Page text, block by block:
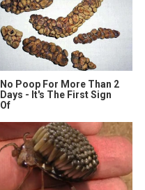
No Poop For More Than 2
Days - It's The First Sign
Of